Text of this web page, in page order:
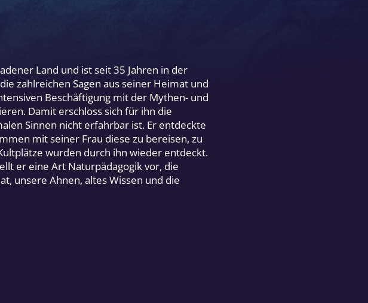
Land und ist seit 35 Jahren in der
zahlreichen Sagen aus seiner Heimat und
Beschäftigung mit der Mythen- und
Damit erschloss sich für ihn die
Sinnen nicht erfahrbar ist. Er entdeckte
mit seiner Frau diese zu bereisen, zu
wurden durch ihn wieder entdeckt.
er eine Art Naturpädagogik vor, die
unsere Ahnen, altes Wissen und die